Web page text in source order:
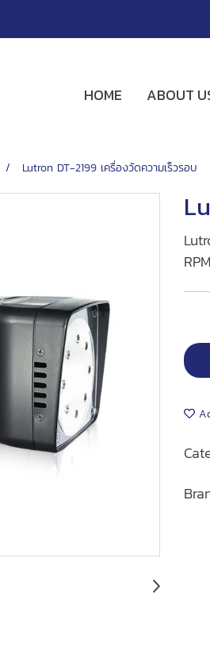
HOME ABOUT
Lutron DT-2199 เครื่องวัดความเร็วรอบ